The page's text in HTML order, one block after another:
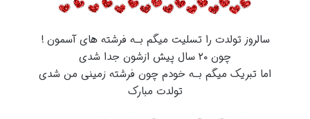
سالروز تولدت را تسلیت میگم بـه فرشته های آسمون !
چون ۲۰ سال پیش ازشون جدا شدی
اما تبریک میگم بـه خودم چون فرشته زمینی من شدی
تولدت مبارک